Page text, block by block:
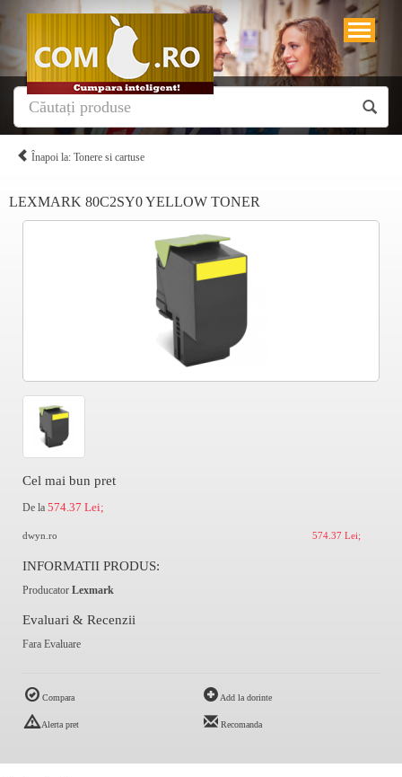
Înapoi la: Tonere si cartuse
LEXMARK 80C2SY0 YELLOW TONER
Cel mai bun pret
De la 574.37 Lei;
dwyn.ro 574.37 Lei;
INFORMATII PRODUS:
Producator Lexmark
Evaluari & Recenzii
Fara Evaluare
Compara Add la dorinte
Alerta pret Recomanda